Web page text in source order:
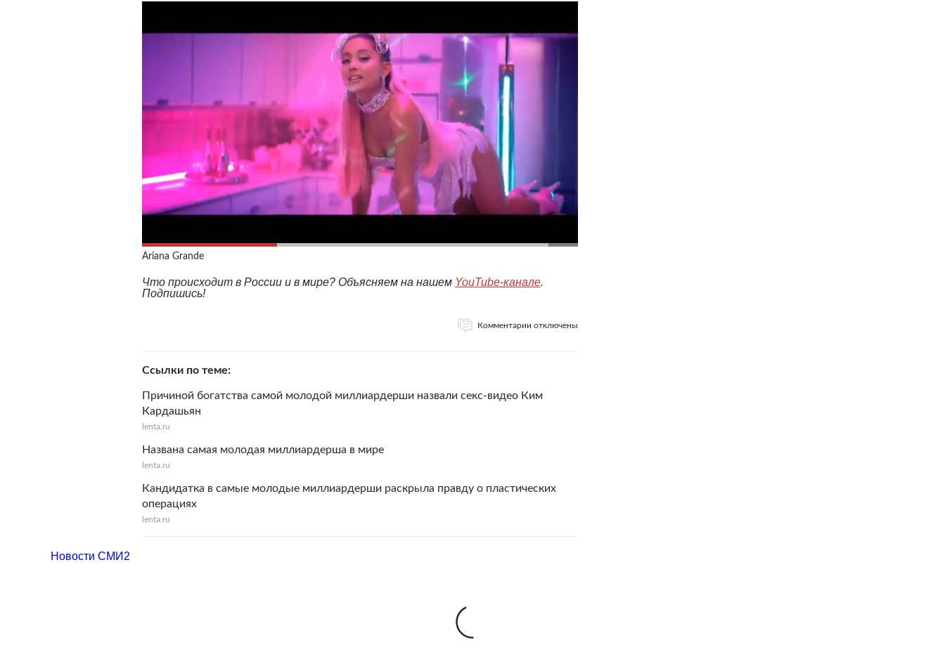
Ariana Grande
Что происходит в России и в мире? Объясняем на нашем YouTube-канале.
Подпишись!
Комментарии отключены
Ссылки по теме
Причиной богатства самой молодой миллиардерши назвали секс-видео Ким
Кардашьян
lenta.ru
Названа самая молодая миллиардерша в мире
lenta.ru
Кандидатка в самые молодые миллиардерши раскрыла правду о пластических
операциях
lenta.ru
Новости СМИ2